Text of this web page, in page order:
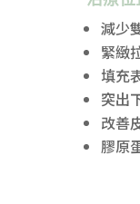
減少
緊緻
填充
突出
改善
膠原